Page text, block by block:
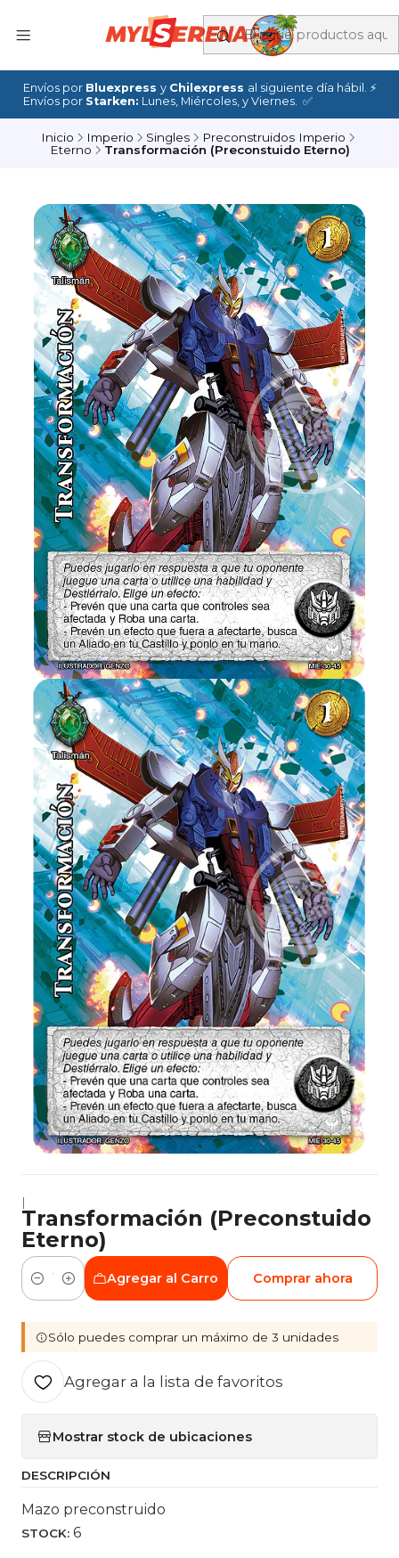
Envíos por Bluexpress y Chilexpress al siguiente día hábil. ⚡
Envíos por Starken: Lunes, Miércoles, y Viernes. ✅
Inicio Imperio Singles
Preconstruidos Imperio
Eterno
Transformación (Preconstuido Eterno)
|
Transformación (Preconstuido
Eterno)
Cantidad
Agregar al Carro Comprar ahora
Sólo puedes comprar un máximo de 3 unidades
Agregar a la lista de favoritos
Mostrar stock de ubicaciones
DESCRIPCIÓN
Mazo preconstruido
STOCK: 6